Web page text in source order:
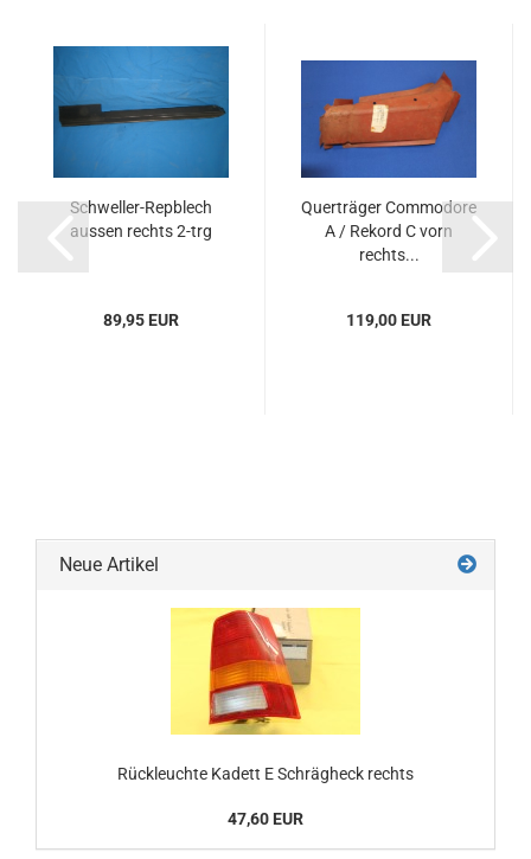
Schweller-Repblech
aussen rechts 2-trg
89,95 EUR
Querträger Commodore
A / Rekord C vorn
rechts...
119,00 EUR
Neue Artikel
Rückleuchte Kadett E Schrägheck rechts
47,60 EUR